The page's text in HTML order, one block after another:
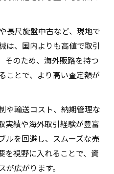
長尺旋盤中古など、現地で
は、国内よりも高値で取引
そのため、海外販路を持つ
ことで、より高い査定額が
や輸送コスト、納期管理な
実績や海外取引経験が豊富
ルを回避し、スムーズな売
を視野に入れることで、資
広がります。